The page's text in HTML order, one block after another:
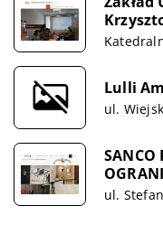
Lulli
ul.
SANCO
ul.